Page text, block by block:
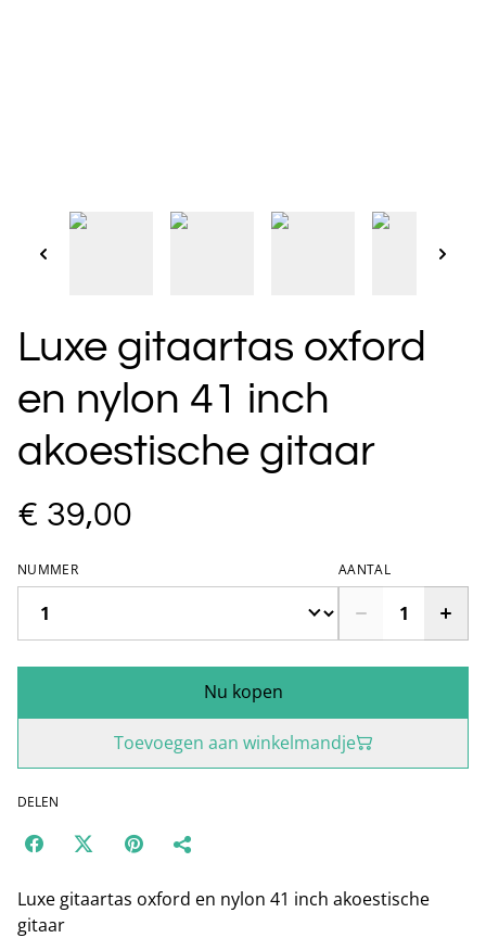
Luxe gitaartas oxford
en nylon 41 inch
akoestische gitaar
€ 39,00
NUMMER AANTAL
Nu kopen
Toevoegen aan winkelmandje
DELEN
Luxe gitaartas oxford en nylon 41 inch akoestische
gitaar